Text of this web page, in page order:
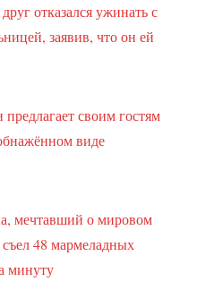
отказался ужинать с
заявив, что он ей
предлагает своим гостям
виде
мечтавший о мировом
съел 48 мармеладных
минуту